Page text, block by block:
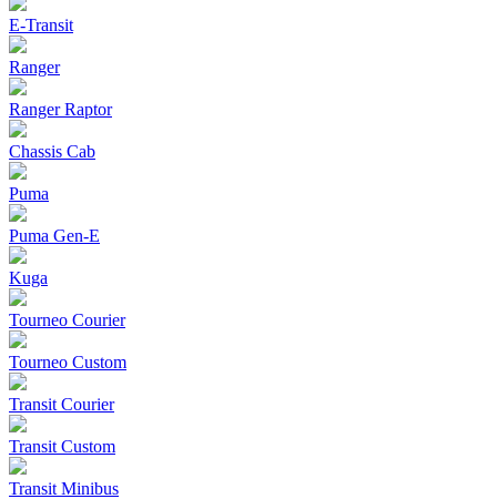
E-Transit
Ranger
Ranger Raptor
Chassis Cab
Puma
Puma Gen‑E
Kuga
Tourneo Courier
Tourneo Custom
Transit Courier
Transit Custom
Transit Minibus